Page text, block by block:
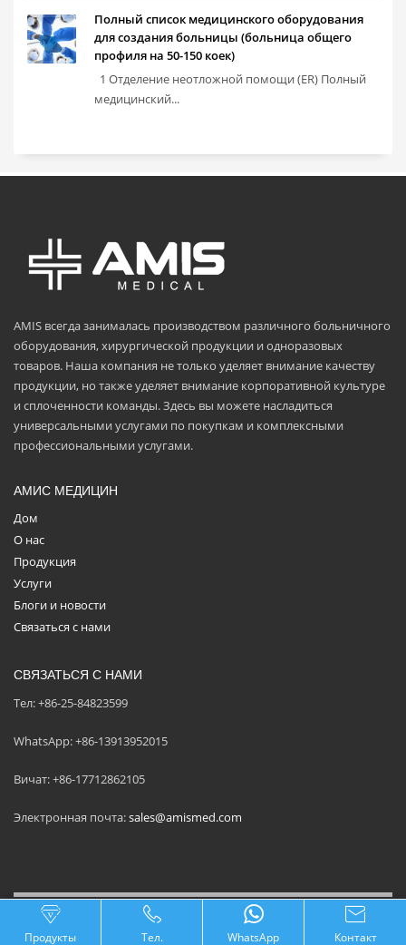
Полный список медицинского оборудования
для создания больницы (больница общего
профиля на 50-150 коек)
1 Отделение неотложной помощи (ER) Полный
медицинский...
Продукты Тел. WhatsApp Контакт
AMIS всегда занималась производством различного больничного
оборудования, хирургической продукции и одноразовых
товаров. Наша компания не только уделяет внимание качеству
продукции, но также уделяет внимание корпоративной культуре
и сплоченности команды. Здесь вы можете насладиться
универсальными услугами по покупкам и комплексными
профессиональными услугами.
АМИС МЕДИЦИН
Дом
О нас
Продукция
Услуги
Блоги и новости
Связаться с нами
СВЯЗАТЬСЯ С НАМИ
Тел: +86-25-84823599
WhatsApp: +86-13913952015
Вичат: +86-17712862105
Электронная почта:sales@amismed.com
ПОЛУЧИТЬ СОЦИАЛЬНОГО